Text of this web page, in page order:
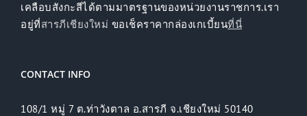
เคลือบสังกะสีได้ตามมาตรฐานของหน่วยงานราชการ.เรา
อยู่ที่สารภีเชียงใหม่ ขอเช็คราคากล่องเกเบี้ยนที่นี่
CONTACT INFO
108/1 หมู่ 7 ต.ท่าวังตาล อ.สารภี จ.เชียงใหม่ 50140